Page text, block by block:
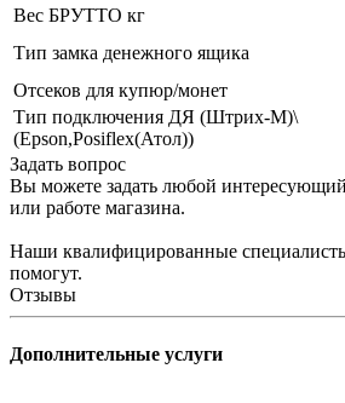
Вес БРУТТО кг
Тип замка денежного ящика
Отсеков для купюр/монет
Тип подключения ДЯ (Штрих-М)\
(Epson,Posiflex(Атол))
Задать вопрос
Вы можете задать любой
или работе магазина.
Наши квалифицированные
помогут.
Отзывы
Дополнительные услуги